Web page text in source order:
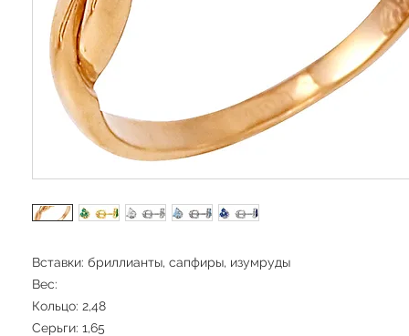
Вставки: бриллианты, сапфиры, изумруды
Вес:
Кольцо: 2,48
Серьги: 1,65